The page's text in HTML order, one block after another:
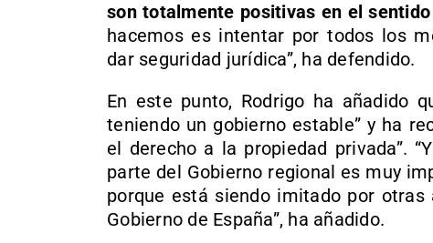
son totalmente positivas en el
hacemos es intentar por todos los
dar seguridad jurídica”, ha defendido.
En este punto, Rodrigo ha añadido
teniendo un gobierno estable” y ha
el derecho a la propiedad privada”.
parte del Gobierno regional es muy
porque está siendo imitado por
Gobierno de España”, ha añadido.